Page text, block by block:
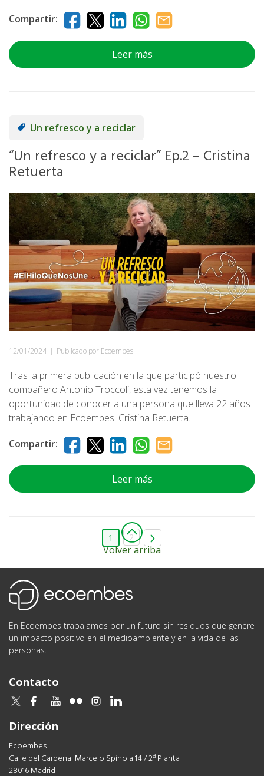
Compartir:
Leer más
Un refresco y a reciclar
“Un refresco y a reciclar” Ep.2 – Cristina
Retuerta
12/01/2024 | Publicado por Ecoembes
Tras la primera publicación en la que participó nuestro
compañero Antonio Troccoli, esta vez tenemos la
oportunidad de conocer a una persona que lleva 22 años
trabajando en Ecoembes: Cristina Retuerta.
Compartir:
Leer más
1 2
Volver arriba
En Ecoembes trabajamos por un futuro sin residuos que genere
un impacto positivo en el medioambiente y en la vida de las
personas.
Contacto
twitterfacebook
youtube
flickr instagram
linkedin
Dirección
Ecoembes
Calle del Cardenal Marcelo Spínola 14 / 2ª Planta
28016 Madrid